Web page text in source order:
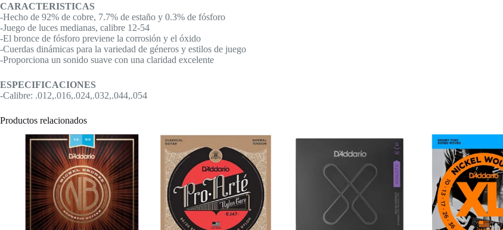
CARACTERISTICAS
-Hecho de 92% de cobre, 7.7% de estaño y 0.3% de fósforo
-Juego de luces medianas, calibre 12-54
-El bronce de fósforo previene la corrosión y el óxido
-Cuerdas dinámicas para la variedad de géneros y estilos de juego
-Proporciona un sonido suave con una claridad excelente
ESPECIFICACIONES
-Calibre: .012,.016,.024,.032,.044,.054
Productos relacionados